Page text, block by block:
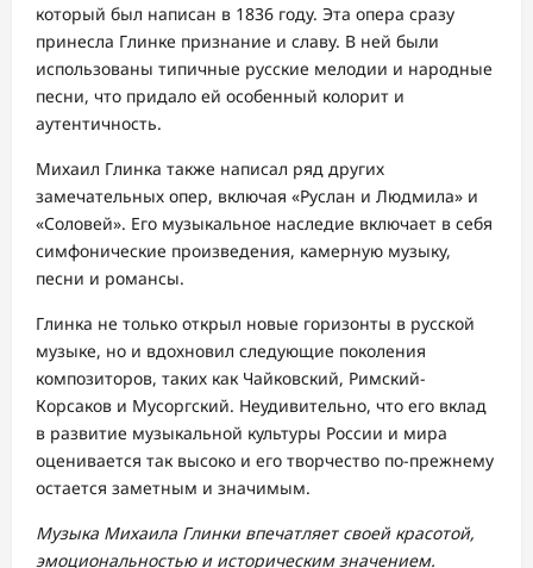
который был написан в 1836 году. Эта опера сразу
принесла Глинке признание и славу. В ней были
использованы типичные русские мелодии и народные
песни, что придало ей особенный колорит и
аутентичность.
Михаил Глинка также написал ряд других
замечательных опер, включая «Руслан и Людмила» и
«Соловей». Его музыкальное наследие включает в себя
симфонические произведения, камерную музыку,
песни и романсы.
Глинка не только открыл новые горизонты в русской
музыке, но и вдохновил следующие поколения
композиторов, таких как Чайковский, Римский-
Корсаков и Мусоргский. Неудивительно, что его вклад
в развитие музыкальной культуры России и мира
оценивается так высоко и его творчество по-прежнему
остается заметным и значимым.
Музыка Михаила Глинки впечатляет своей красотой,
эмоциональностью и историческим значением.